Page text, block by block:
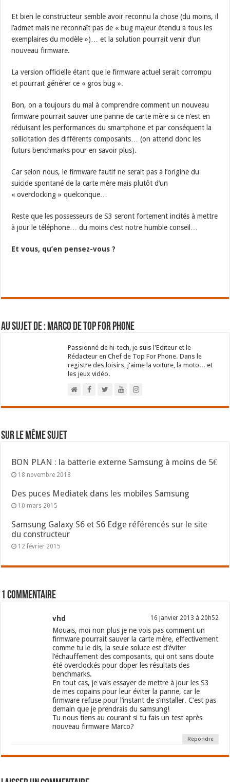
Et bien le constructeur semble avoir reconnu la chose (du moins, il
l’admet mais ne reconnaît pas de « bug majeur étendu à tous les
exemplaires du modèle »)… et la solution pourrait venir d’un
nouveau firmware.
La version officielle étant que le firmware actuel serait corrompu
et pourrait générer ce « gros bug ».
Bon, on a toujours du mal à comprendre comment un nouveau
firmware pourrait sauver une panne de carte mère si ce n’est en
réduisant les performances du smartphone et par conséquent la
sollicitation des différents composants… (on attend donc les
futurs benchmarks pour en savoir plus).
Car selon nous, le firmware fautif ne serait pas à l’origine du
suicide spontané de la carte mère mais plutôt d’un
« overclocking » quelconque…
Reste que les possesseurs de S3 seront fortement incités à mettre
à jour le téléphone… du moins c’est notre humble conseil…
Et vous, qu’en pensez-vous ?
Au sujet de : Marco de Top For Phone
Passionné de hi-tech, je suis l'Editeur et le
Rédacteur en Chef de Top For Phone. Dans le
registre des loisirs, j'aime la voiture, la moto... et
les jeux vidéo.
Sur le même sujet
BON PLAN : la batterie externe Samsung à moins de 5€
18 novembre 2018
Des puces Mediatek dans les mobiles Samsung
10 mars 2015
Samsung Galaxy S6 et S6 Edge référencés sur le site
du constructeur
12 février 2015
1 commentaire
vhd 16 janvier 2013 à 20h52
Mouais, moi non plus je ne vois pas comment un
firmware pourrait sauver la carte mère, effectivement
comme tu le dis, la seule soluce est d’éviter
l’échauffement des composants, qui ont sans doute
été overclockés pour doper les résultats des
benchmarks.
En tout cas, je vais essayer de mettre à jour les S3
de mes copains pour leur éviter la panne, car le
firmware refuse pour l’instant de s’installer. C’est pas
demain que je prendrais du samsung!
Tu nous tiens au courant si tu fais un test après
nouveau firmware Marco?
Répondre